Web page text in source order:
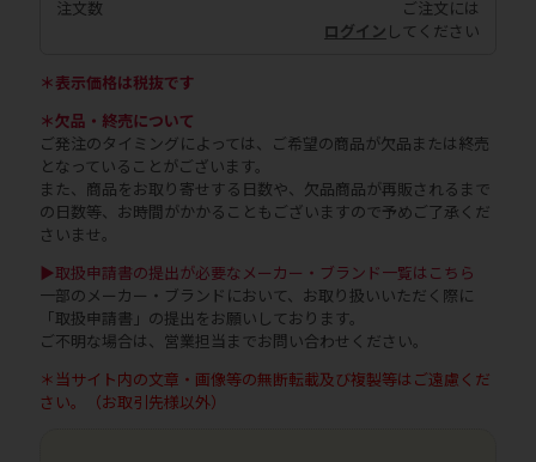
注文数
ご注文には
ログイン してください
＊表示価格は税抜です
＊欠品・終売について
ご発注のタイミングによっては、ご希望の商品が欠品または終売
となっていることがございます。
また、商品をお取り寄せする日数や、欠品商品が再販されるまで
の日数等、お時間がかかることもございますので予めご了承くだ
さいませ。
▶取扱申請書の提出が必要なメーカー・ブランド一覧はこちら
一部のメーカー・ブランドにおいて、お取り扱いいただく際に
「取扱申請書」の提出をお願いしております。
ご不明な場合は、営業担当までお問い合わせください。
＊当サイト内の文章・画像等の無断転載及び複製等はご遠慮くだ
さい。（お取引先様以外）